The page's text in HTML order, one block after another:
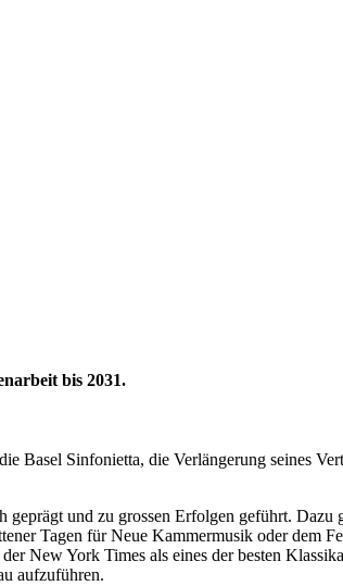
bis 2031.
Basel Sinfonietta, die Verlängerung seines
und zu grossen Erfolgen geführt.
Tagen für Neue Kammermusik oder dem
New York Times als eines der besten
aufzuführen.